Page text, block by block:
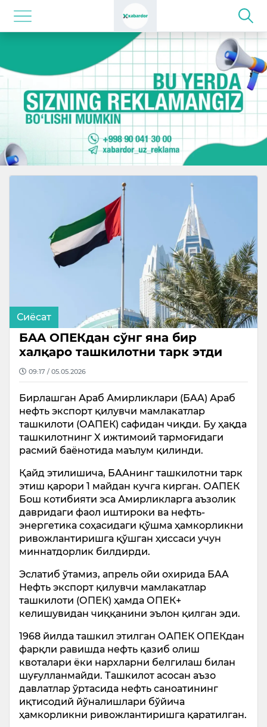
Сиёсат
БAA ОПЕКдан сўнг яна бир
халқаро ташкилотни тарк этди
09:17 / 05.05.2026
Бирлашган Араб Амирликлари (БAA) Араб
нефть экспорт қилувчи мамлакатлар
ташкилоти (ОАПЕК) сафидан чиқди. Бу ҳақда
ташкилотнинг X ижтимоий тармоғидаги
расмий баёнотида маълум қилинди.
Қайд этилишича, БAAнинг ташкилотни тарк
этиш қарори 1 майдан кучга кирган. ОАПЕК
Бош котибияти эса Амирликларга аъзолик
давридаги фаол иштироки ва нефть-
энергетика соҳасидаги қўшма ҳамкорликни
ривожлантиришга қўшган ҳиссаси учун
миннатдорлик билдирди.
Эслатиб ўтамиз, апрель ойи охирида БAA
Нефть экспорт қилувчи мамлакатлар
ташкилоти (ОПЕК) ҳамда ОПЕК+
келишувидан чиққанини эълон қилган эди.
1968 йилда ташкил этилган ОАПЕК ОПЕКдан
фарқли равишда нефть қазиб олиш
квоталари ёки нархларни белгилаш билан
шуғулланмайди. Ташкилот асосан аъзо
давлатлар ўртасида нефть саноатининг
иқтисодий йўналишлари бўйича
ҳамкорликни ривожлантиришга қаратилган.